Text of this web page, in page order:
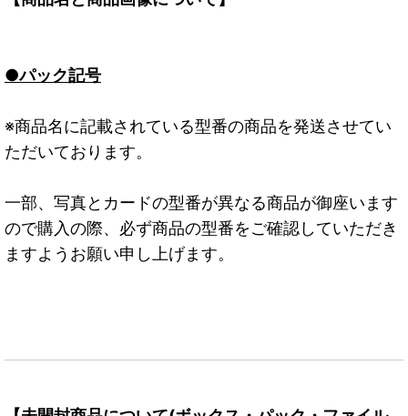
●パック記号
※商品名に記載されている型番の商品を発送させてい
ただいております。
一部、写真とカードの型番が異なる商品が御座います
ので購入の際、必ず商品の型番をご確認していただき
ますようお願い申し上げます。